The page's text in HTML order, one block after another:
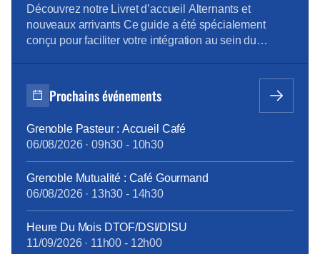
2024 Retrouvez l’intégralité de l’Essentiel ici
Découvrez notre Livret d’accueil Alternants et
nouveaux arrivants Ce guide a été spécialement
conçu pour faciliter votre intégration au sein du
parcours, les ressources disponibles pour vous
accompagner, et les clés pour bien comprendre le
[…]
Prochains événements
Grenoble Pasteur : Accueil Café
06/08/2026· 09h30 - 10h30
Grenoble Mutualité : Café Gourmand
06/08/2026· 13h30 - 14h30
Heure Du Mois DTOF/DSI/DISU
11/09/2026· 11h00 - 12h00